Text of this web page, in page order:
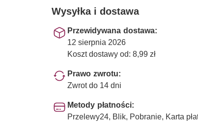
Wysyłka i dostawa
Przewidywana dostawa:
12 sierpnia 2026
Koszt dostawy od: 8,99 zł
Prawo zwrotu:
Zwrot do 14 dni
Metody płatności:
Przelewy24, Blik, Pobranie, Karta